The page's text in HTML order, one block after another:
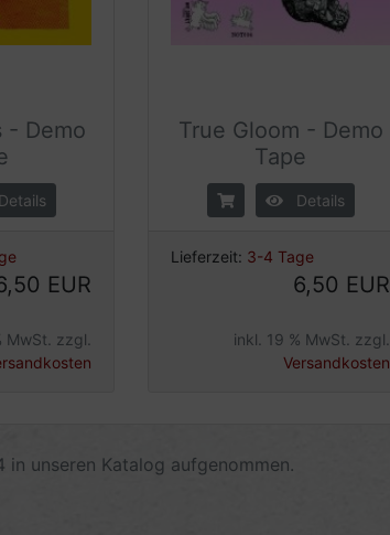
- Demo
EUR
MwSt. zzgl.
True Gloom - Demo
Tape
Details
Lieferzeit: 3-4 Tage
6,50 EUR
inkl. 19 % MwSt. zzgl.
Versandkosten
unseren Katalog aufgenommen.